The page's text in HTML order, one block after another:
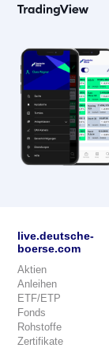
live.deutsche-
boerse.com
Aktien
Anleihen
ETF/ETP
Fonds
Rohstoffe
Zertifikate